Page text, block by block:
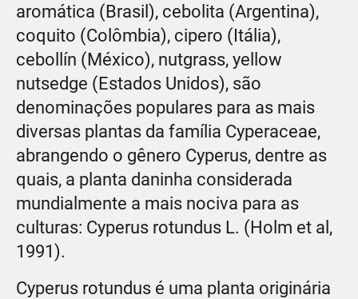
aromática (Brasil), cebolita (Argentina),
coquito (Colômbia), cipero (Itália),
cebollín (México), nutgrass, yellow
nutsedge (Estados Unidos), são
denominações populares para as mais
diversas plantas da família Cyperaceae,
abrangendo o gênero Cyperus, dentre as
quais, a planta daninha considerada
mundialmente a mais nociva para as
culturas: Cyperus rotundus L. (Holm et al,
1991).
Cyperus rotundus é uma planta originária